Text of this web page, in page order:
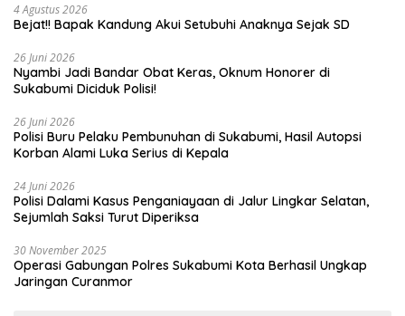
4 Agustus 2026
Bejat!! Bapak Kandung Akui Setubuhi Anaknya Sejak SD
26 Juni 2026
Nyambi Jadi Bandar Obat Keras, Oknum Honorer di
Sukabumi Diciduk Polisi!
26 Juni 2026
Polisi Buru Pelaku Pembunuhan di Sukabumi, Hasil Autopsi
Korban Alami Luka Serius di Kepala
24 Juni 2026
Polisi Dalami Kasus Penganiayaan di Jalur Lingkar Selatan,
Sejumlah Saksi Turut Diperiksa
30 November 2025
Operasi Gabungan Polres Sukabumi Kota Berhasil Ungkap
Jaringan Curanmor